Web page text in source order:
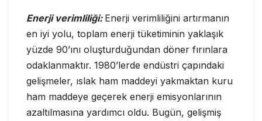
Enerji verimliliği: Enerji verimliliğini artırmanın
en iyi yolu, toplam enerji tüketiminin yaklaşık
yüzde 90’ını oluşturduğundan döner fırınlara
odaklanmaktır. 1980’lerde endüstri çapındaki
gelişmeler, ıslak ham maddeyi yakmaktan kuru
ham maddeye geçerek enerji emisyonlarının
azaltılmasına yardımcı oldu. Bugün, gelişmiş